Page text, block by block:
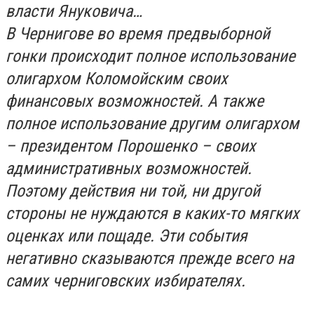
власти Януковича…
В Чернигове во время предвыборной
гонки происходит полное использование
олигархом Коломойским своих
финансовых возможностей. А также
полное использование другим олигархом
– президентом Порошенко – своих
административных возможностей.
Поэтому действия ни той, ни другой
стороны не нуждаются в каких-то мягких
оценках или пощаде. Эти события
негативно сказываются прежде всего на
самих черниговских избирателях.